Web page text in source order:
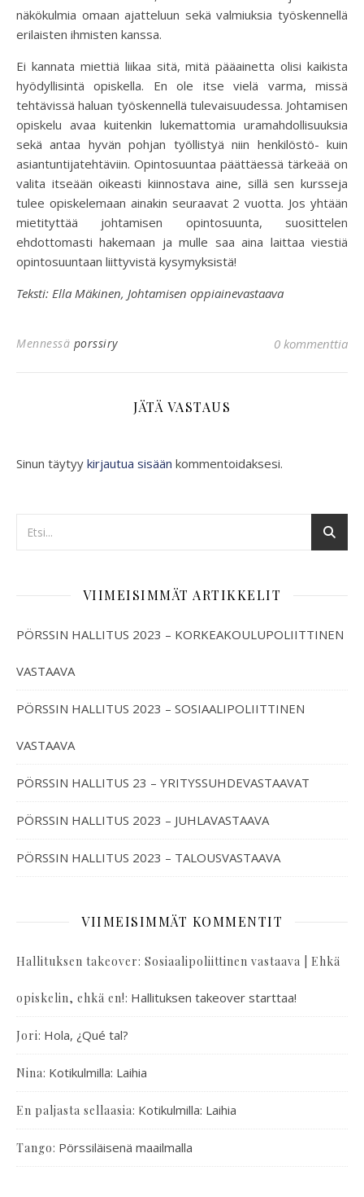
näkökulmia omaan ajatteluun sekä valmiuksia työskennellä
erilaisten ihmisten kanssa.
Ei kannata miettiä liikaa sitä, mitä pääainetta olisi kaikista
hyödyllisintä opiskella. En ole itse vielä varma, missä
tehtävissä haluan työskennellä tulevaisuudessa. Johtamisen
opiskelu avaa kuitenkin lukemattomia uramahdollisuuksia
sekä antaa hyvän pohjan työllistyä niin henkilöstö- kuin
asiantuntijatehtäviin. Opintosuuntaa päättäessä tärkeää on
valita itseään oikeasti kiinnostava aine, sillä sen kursseja
tulee opiskelemaan ainakin seuraavat 2 vuotta. Jos yhtään
mietityttää johtamisen opintosuunta, suosittelen
ehdottomasti hakemaan ja mulle saa aina laittaa viestiä
opintosuuntaan liittyvistä kysymyksistä!
Teksti: Ella Mäkinen, Johtamisen oppiainevastaava
Mennessä porssiry 0 kommenttia
JÄTÄ VASTAUS
Sinun täytyy kirjautua sisään kommentoidaksesi.
VIIMEISIMMÄT ARTIKKELIT
PÖRSSIN HALLITUS 2023 – KORKEAKOULUPOLIITTINEN
VASTAAVA
PÖRSSIN HALLITUS 2023 – SOSIAALIPOLIITTINEN
VASTAAVA
PÖRSSIN HALLITUS 23 – YRITYSSUHDEVASTAAVAT
PÖRSSIN HALLITUS 2023 – JUHLAVASTAAVA
PÖRSSIN HALLITUS 2023 – TALOUSVASTAAVA
VIIMEISIMMÄT KOMMENTIT
Hallituksen takeover: Sosiaalipoliittinen vastaava | Ehkä
opiskelin, ehkä en!: Hallituksen takeover starttaa!
Jori: Hola, ¿Qué tal?
Nina: Kotikulmilla: Laihia
En paljasta sellaasia: Kotikulmilla: Laihia
Tango: Pörssiläisenä maailmalla